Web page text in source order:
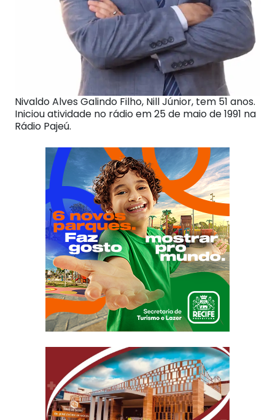
Nivaldo Alves Galindo Filho, Nill Júnior, tem 51 anos.
Iniciou atividade no rádio em 25 de maio de 1991 na
Rádio Pajeú.